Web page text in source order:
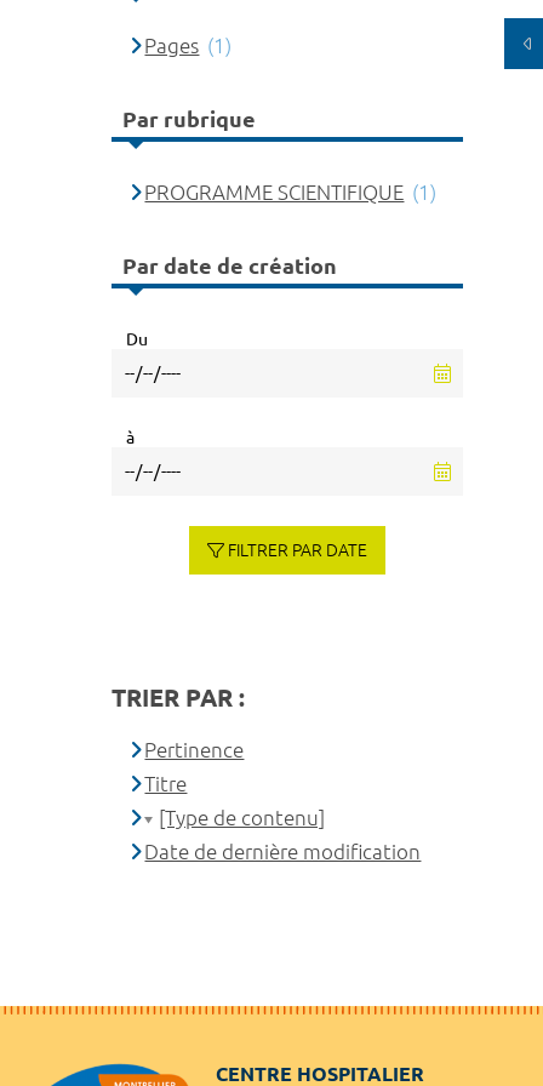
Pages (1)
Par rubrique
PROGRAMME SCIENTIFIQUE (1)
Par date de création
Du
à
FILTRER PAR DATE
TRIER PAR :
Pertinence
Titre
[Type de contenu]
Date de dernière modification
CENTRE HOSPITALIER